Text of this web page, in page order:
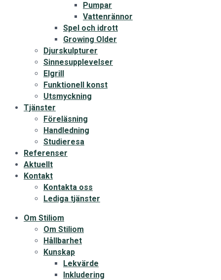
Pumpar
Vattenrännor
Spel och idrott
Growing Older
Djurskulpturer
Sinnesupplevelser
Elgrill
Funktionell konst
Utsmyckning
Tjänster
Föreläsning
Handledning
Studieresa
Referenser
Aktuellt
Kontakt
Kontakta oss
Lediga tjänster
Om Stiliom
Om Stiliom
Hållbarhet
Kunskap
Lekvärde
Inkludering